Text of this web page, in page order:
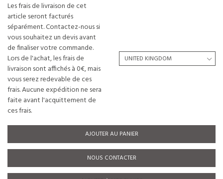
Les frais de livraison de cet
article seront facturés
séparément. Contactez-nous si
vous souhaitez un devis avant
de finaliser votre commande.
Lors de l'achat, les frais de
livraison sont affichés à 0€, mais
vous serez redevable de ces
frais. Aucune expédition ne sera
faite avant l'acquittement de
ces frais.
AJOUTER AU PANIER
NOUS CONTACTER